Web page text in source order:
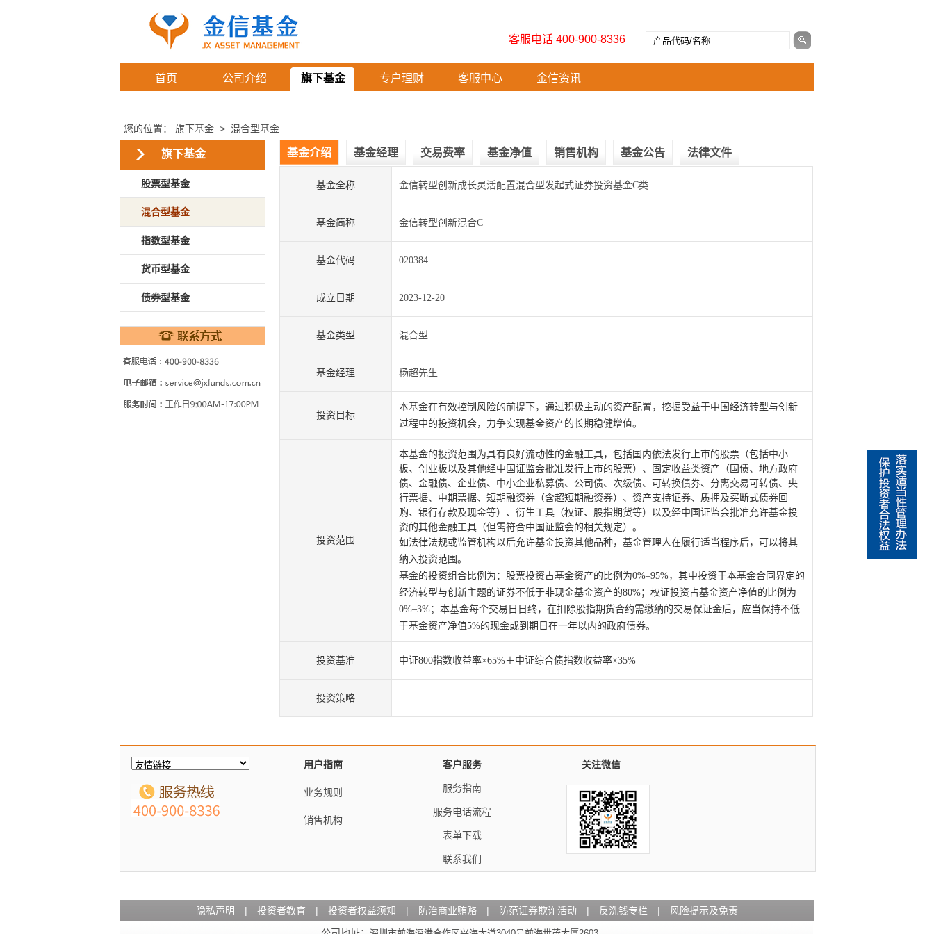
客服电话 400-900-8336
首页 公司介绍 旗下基金 专户理财 客服中心 金信资讯
您的位置： 旗下基金 > 混合型基金
旗下基金
股票型基金
混合型基金
指数型基金
货币型基金
债券型基金
基金介绍 基金经理 交易费率 基金净值 销售机构 基金公告 法律文件
基金全称 金信转型创新成长灵活配置混合型发起式证券投资基金C类
基金简称 金信转型创新混合C
基金代码 020384
成立日期 2023-12-20
基金类型 混合型
基金经理 杨超先生
投资目标
本基金在有效控制风险的前提下，通过积极主动的资产配置，挖掘受益于中国经济转型与创新
过程中的投资机会，力争实现基金资产的长期稳健增值。
投资范围
本基金的投资范围为具有良好流动性的金融工具，包括国内依法发行上市的股票（包括中小
板、创业板以及其他经中国证监会批准发行上市的股票）、固定收益类资产（国债、地方政府
债、金融债、企业债、中小企业私募债、公司债、次级债、可转换债券、分离交易可转债、央
行票据、中期票据、短期融资券（含超短期融资券）、资产支持证券、质押及买断式债券回
购、银行存款及现金等）、衍生工具（权证、股指期货等）以及经中国证监会批准允许基金投
资的其他金融工具（但需符合中国证监会的相关规定）。
如法律法规或监管机构以后允许基金投资其他品种，基金管理人在履行适当程序后，可以将其
纳入投资范围。
基金的投资组合比例为：股票投资占基金资产的比例为0%–95%，其中投资于本基金合同界定的
经济转型与创新主题的证券不低于非现金基金资产的80%；权证投资占基金资产净值的比例为
0%–3%；本基金每个交易日日终，在扣除股指期货合约需缴纳的交易保证金后，应当保持不低
于基金资产净值5%的现金或到期日在一年以内的政府债券。
投资基准 中证800指数收益率×65%＋中证综合债指数收益率×35%
投资策略
用户指南
业务规则
销售机构
客户服务
服务指南
服务电话流程
表单下载
联系我们
关注微信
隐私声明 | 投资者教育 | 投资者权益须知 | 防治商业贿赂 | 防范证券欺诈活动 | 反洗钱专栏 |
风险提示及免责